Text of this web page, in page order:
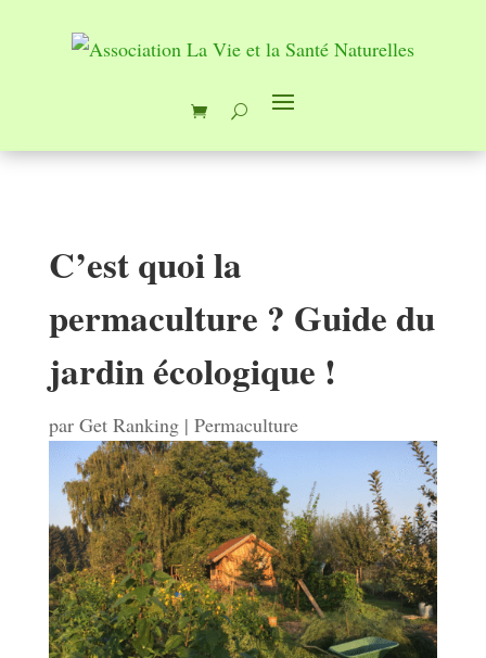
C’est quoi la
permaculture ? Guide du
jardin écologique !
par Get Ranking| Permaculture